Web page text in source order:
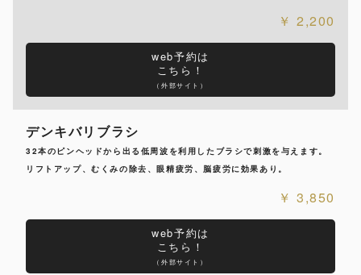
2,200
web予約は
こちら！
（外部サイト）
デンキバリブラシ
32本のピンヘッドから出る低周波を利用したブラシで刺激を与えます。
リフトアップ、むくみの除去、眼精疲労、脳疲労に効果あり。
3,850
web予約は
こちら！
（外部サイト）